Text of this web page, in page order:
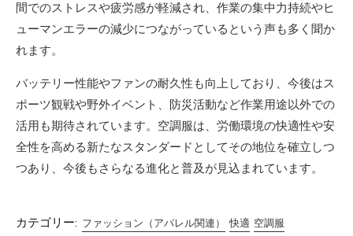
間でのストレスや疲労感が軽減され、作業の集中力持続やヒ
ューマンエラーの減少につながっているという声も多く聞か
れます。
バッテリー性能やファンの耐久性も向上しており、今後はス
ポーツ観戦や野外イベント、防災活動など作業用途以外での
活用も期待されています。空調服は、労働環境の快適性や安
全性を高める新たなスタンダードとしてその地位を確立しつ
つあり、今後もさらなる進化と普及が見込まれています。
カテゴリー: ファッション（アパレル関連） 快適 空調服